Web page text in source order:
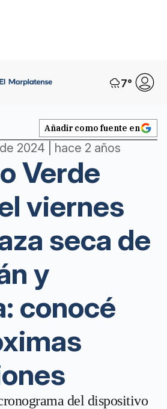
7°
Añadir como fuente en
2024 | hace 2 años
Verde
viernes
seca de
y
conocé
del dispositivo